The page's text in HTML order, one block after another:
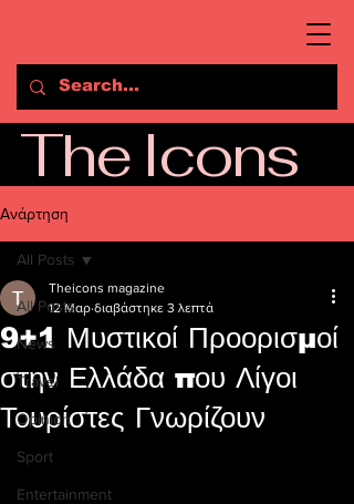
The Icons
Ανάρτηση
All Posts
News
Travel
Opinion
Sport
Entertainment
All Posts
9+1 Μυστικοί Προορισμοί
στην Ελλάδα που Λίγοι
Τουρίστες Γνωρίζουν
Theicons magazine
12 Μαρ διαβάστηκε 3 λεπτά